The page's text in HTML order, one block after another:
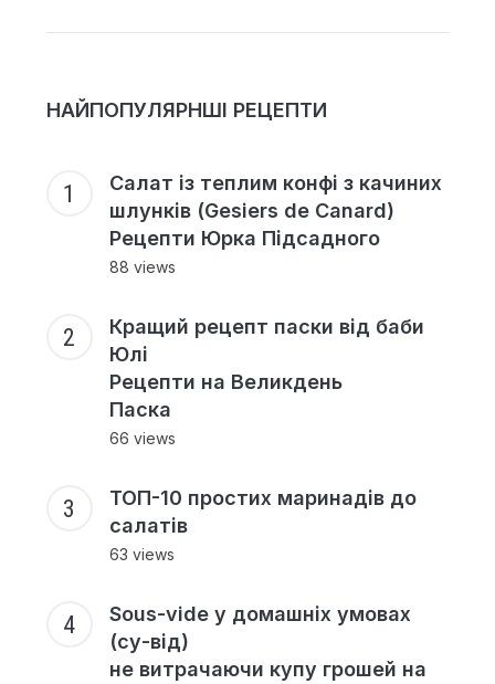
НАЙПОПУЛЯРНШІ РЕЦЕПТИ
Салат із теплим конфі з качиних
шлунків (Gesiers de Canard)
Рецепти Юрка Підсадного
88 views
Кращий рецепт паски від баби
Юлі
Рецепти на Великдень
Паска
66 views
ТОП-10 простих маринадів до
салатів
63 views
Sous-vide у домашніх умовах
(су-від)
не витрачаючи купу грошей на